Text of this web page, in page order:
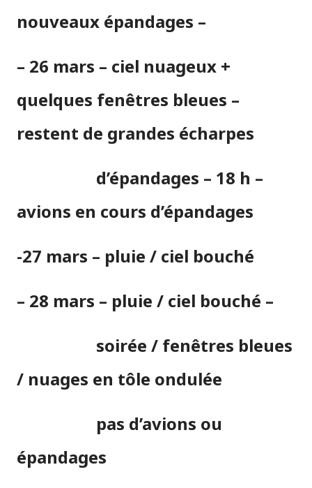
nouveaux épandages –
– 26 mars – ciel nuageux +
quelques fenêtres bleues –
restent de grandes écharpes
d’épandages – 18 h –
avions en cours d’épandages
-27 mars – pluie / ciel bouché
– 28 mars – pluie / ciel bouché –
soirée / fenêtres bleues
/ nuages en tôle ondulée
pas d’avions ou
épandages